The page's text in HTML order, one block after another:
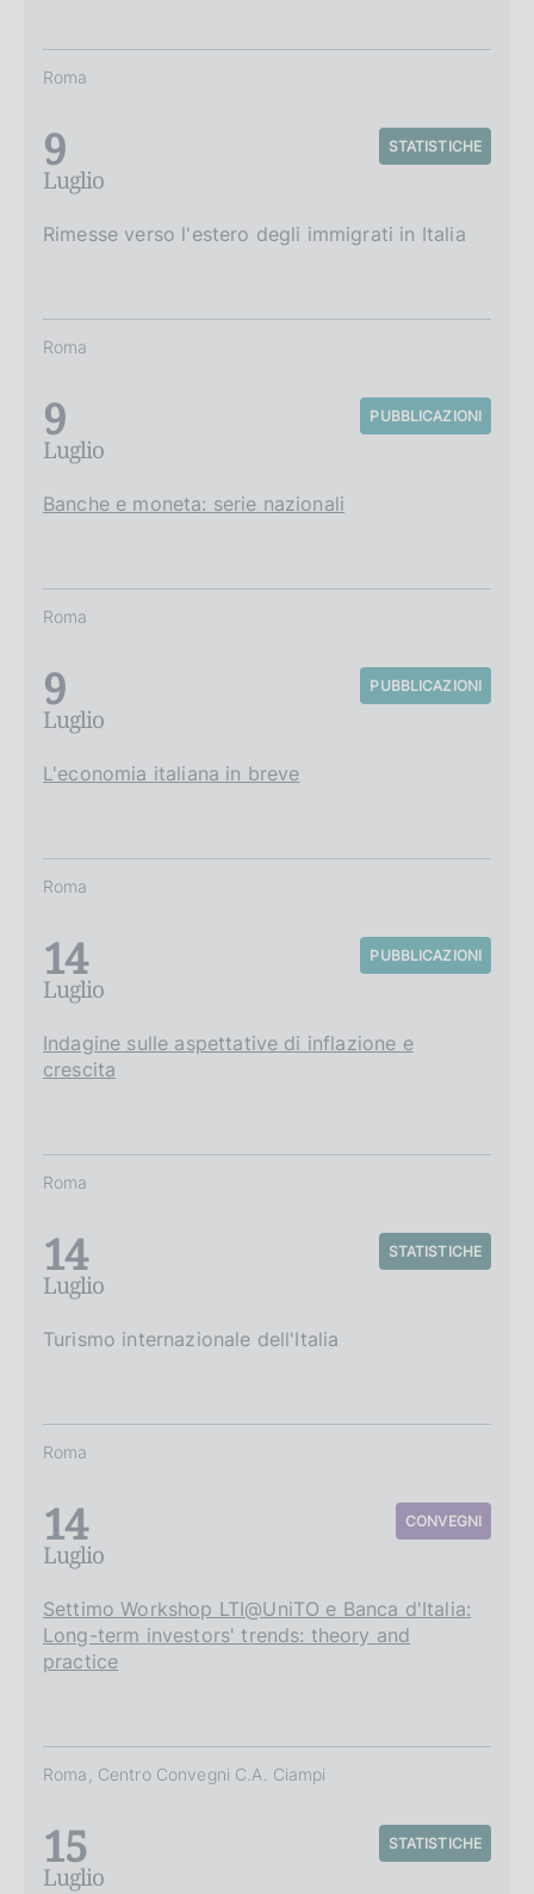
Roma
9
Luglio
STATISTICHE
Rimesse verso l'estero degli immigrati in Italia
Roma
9
Luglio
PUBBLICAZIONI
Banche e moneta: serie nazionali
Roma
9
Luglio
PUBBLICAZIONI
L'economia italiana in breve
Roma
14
Luglio
PUBBLICAZIONI
Indagine sulle aspettative di inflazione e
crescita
Roma
14
Luglio
STATISTICHE
Turismo internazionale dell'Italia
Roma
14
Luglio
CONVEGNI
Settimo Workshop LTI@UniTO e Banca d'Italia:
Long-term investors' trends: theory and
practice
Roma, Centro Convegni C.A. Ciampi
15
Luglio
STATISTICHE